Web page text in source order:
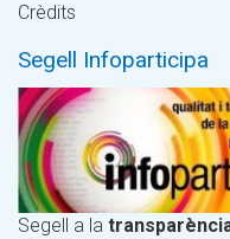
Crèdits
Segell Infoparticipa
Segell a la